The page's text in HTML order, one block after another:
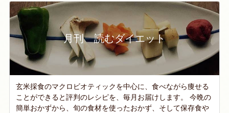
月刊 読むダイエット
玄米採食のマクロビオティックを中心に、食べながら痩せる
ことができると評判のレシピを、毎月お届けします。 今晩の
簡単おかずから、旬の食材を使ったおかず、そして保存食や